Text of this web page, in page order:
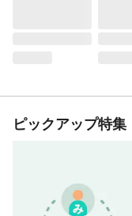
ピックアップ特集